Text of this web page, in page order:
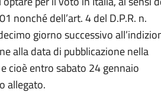
nonché dell’art. 4 del D.P.R. n.
giorno successivo
alla data di pubblicazione nella
cioè entro sabato 24 gennaio
allegato.